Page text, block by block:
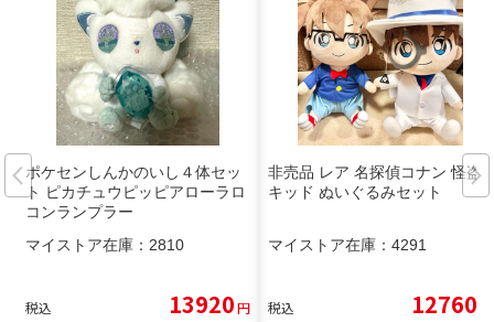
ポケセンしんかのいし４体セッ
ト ピカチュウピッピアローラロ
コンランプラー
マイストア在庫： 2810
税込 13920円
非売品 レア 名探偵コナン 怪盗
キッド ぬいぐるみセット
マイストア在庫： 4291
税込 12760